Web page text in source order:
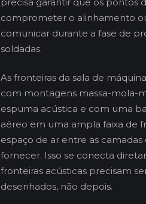
comprometer o alinhamento
comunicar durante a fase de
soldadas.
As fronteiras da sala de
com montagens massa-mola-
espuma acústica e com uma
aéreo em uma ampla faixa de
espaço de ar entre as
fornecer. Isso se conecta
fronteiras acústicas precisam
desenhados, não depois.